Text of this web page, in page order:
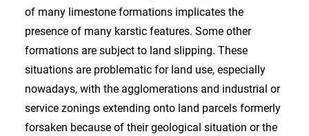
of many limestone formations implicates the
presence of many karstic features. Some other
formations are subject to land slipping. These
situations are problematic for land use, especially
nowadays, with the agglomerations and industrial or
service zonings extending onto land parcels formerly
forsaken because of their geological situation or the